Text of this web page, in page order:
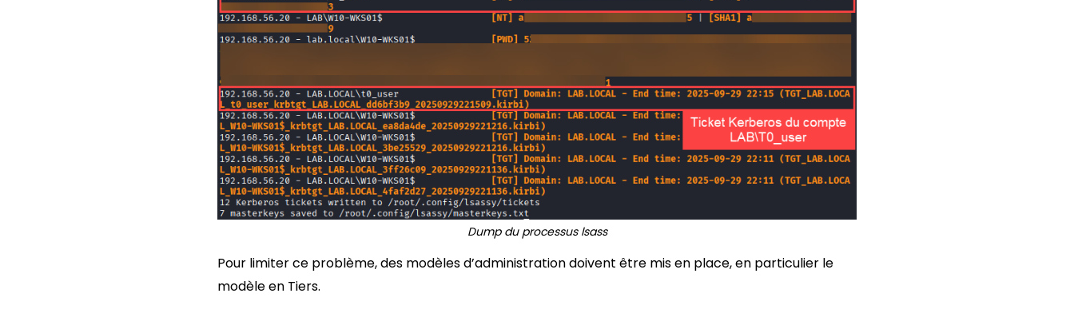
Dump du processus lsass
Pour limiter ce problème, des modèles d’administration doivent être mis en place, en particulier le
modèle en Tiers.